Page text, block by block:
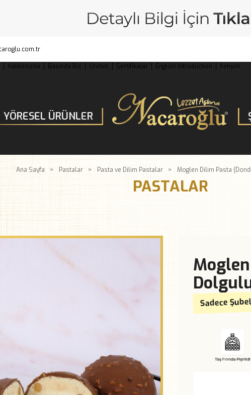
Hakkımızda Basında Biz Üretim Sertifikalar English Introduction İletişim
YÖRESEL ÜRÜNLER
Ana Sayfa Pastalar Pasta ve Dilim Pastalar Moglen Dilim Pasta
PASTALAR
Sadece